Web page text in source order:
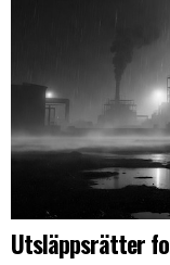
Utsläppsrätter